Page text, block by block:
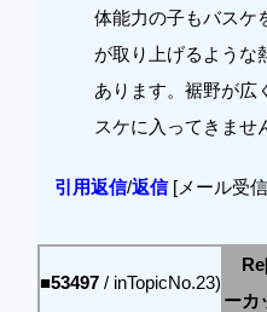
体能力の子もバスケ
が取り上げるような
あります。裾野が広
スケに入ってきませ
引用返信/返信[メール受
■53497 / inTopicNo.23)
ーカ